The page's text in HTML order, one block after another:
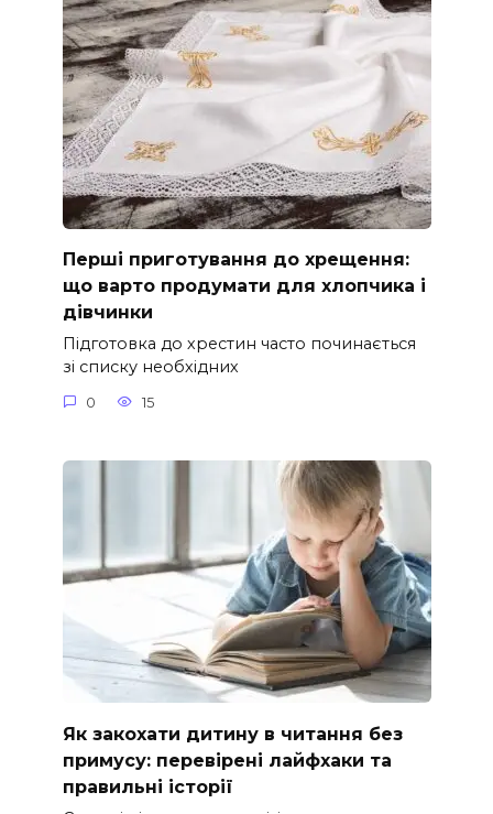
Перші приготування до хрещення:
що варто продумати для хлопчика і
дівчинки
Підготовка до хрестин часто починається
зі списку необхідних
0 15
Як закохати дитину в читання без
примусу: перевірені лайфхаки та
правильні історії